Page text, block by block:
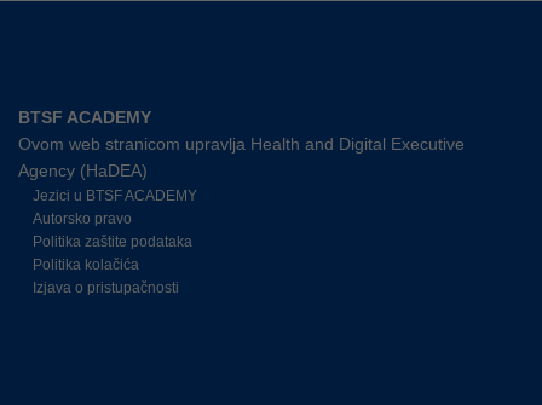
BTSF ACADEMY
Ovom web stranicom upravlja Health and Digital Executive
Agency (HaDEA)
Jezici u BTSF ACADEMY
Autorsko pravo
Politika zaštite podataka
Politika kolačića
Izjava o pristupačnosti